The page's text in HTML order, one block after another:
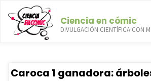
contenido
Ciencia en cómic
DIVULGACIÓN CIENTÍFICA CON
Categoría:
Caroca 1 ganadora: